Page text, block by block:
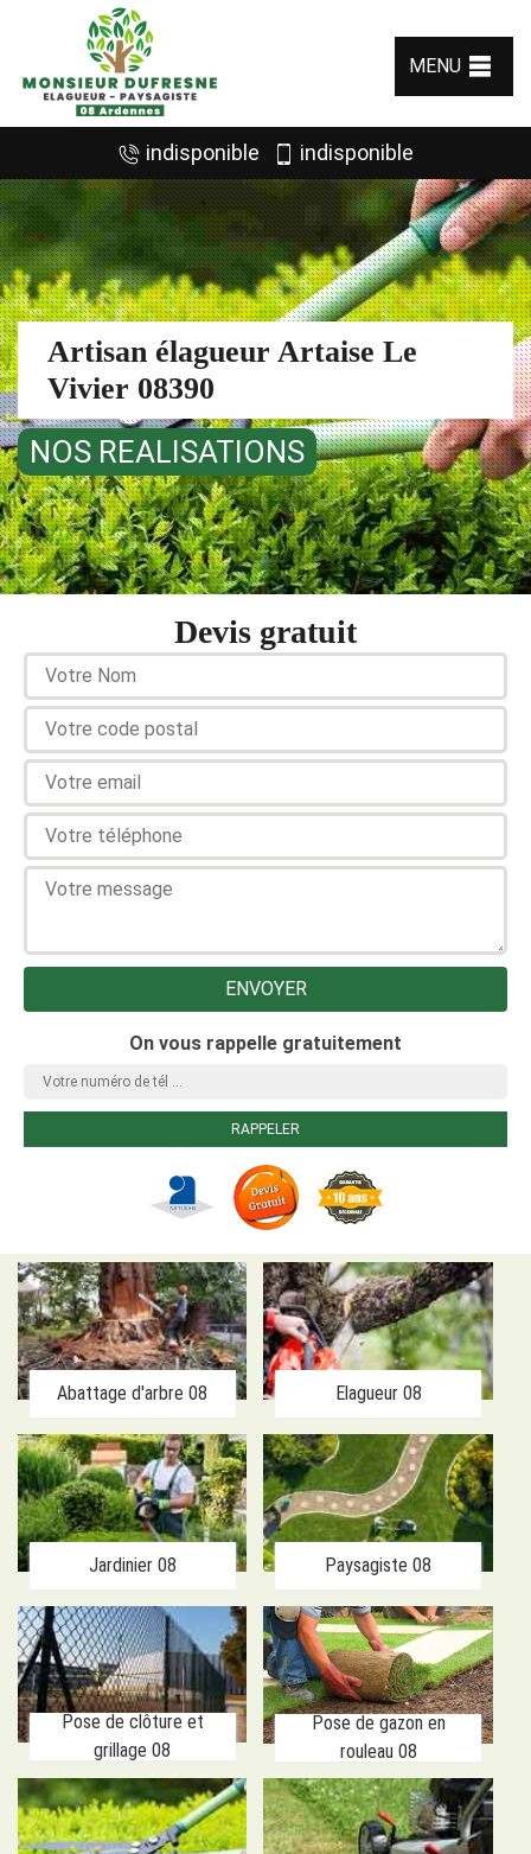
MENU
indisponible indisponible
Artisan élagueur Artaise Le
Vivier 08390
NOS REALISATIONS
Devis gratuit
On vous rappelle gratuitement
Abattage d'arbre 08 Elagueur 08
Jardinier 08 Paysagiste 08
Pose de clôture et
grillage 08
Pose de gazon en
rouleau 08